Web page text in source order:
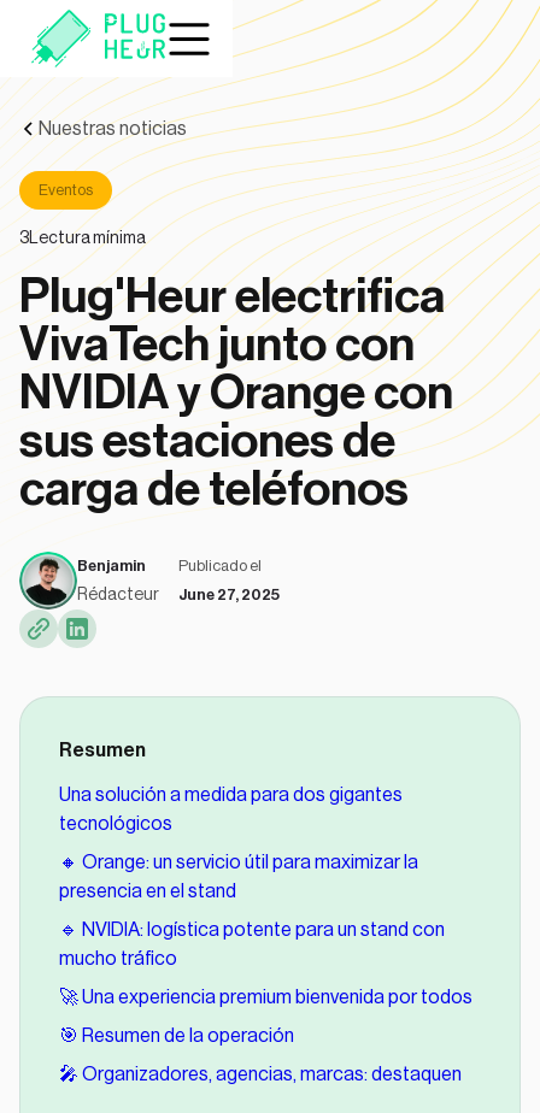
Nuestras noticias
Eventos
3Lectura mínima
Plug'Heur electrifica
VivaTech junto con
NVIDIA y Orange con
sus estaciones de
carga de teléfonos
Benjamin
Rédacteur
Publicado el
June 27, 2025
Resumen
Una solución a medida para dos gigantes
tecnológicos
🔸 Orange: un servicio útil para maximizar la
presencia en el stand
🔹 NVIDIA: logística potente para un stand con
mucho tráfico
🚀 Una experiencia premium bienvenida por todos
🎯 Resumen de la operación
🎤 Organizadores, agencias, marcas: destaquen